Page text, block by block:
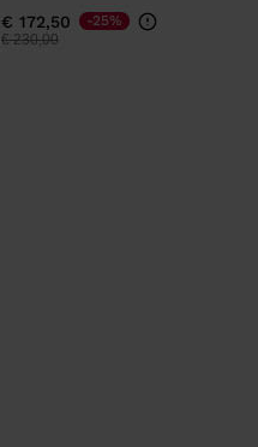
€ 172,50
Preis reduziert von
€ 230,00auf
-25%